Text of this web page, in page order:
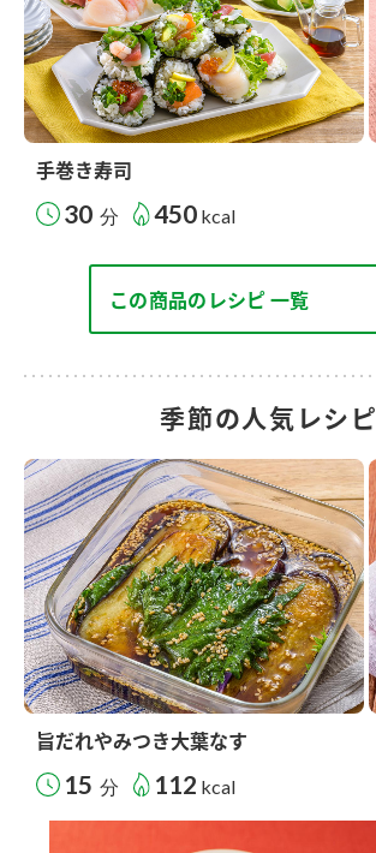
手巻き寿司
30 分 450 kcal
この商品のレシピ 一覧
季節の人気レシピ
旨だれやみつき大葉なす
15 分 112 kcal